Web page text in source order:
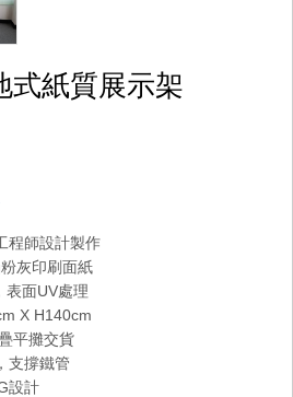
式紙質展示架
程師設計製作
灰印刷面紙
表面UV處理
X H140cm
平攤交貨
支撐鐵管
設計